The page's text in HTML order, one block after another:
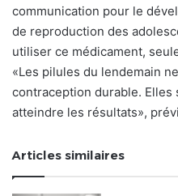
communication pour le
de reproduction des
utiliser ce médicament,
«Les pilules du lendemain
contraception durable.
atteindre les résultats»,
Articles similaires